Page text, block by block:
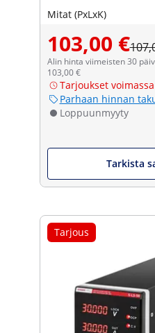
Mitat (PxLxK)
103,00 €
Alin hinta viimeisten 30
103,00 €
Tarjoukset
Parhaan hinnan
Loppuunmyyty
Tarkista
Tarjous